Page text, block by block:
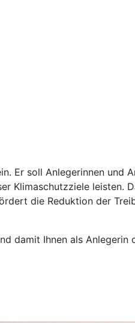
Er soll Anlegerinnen und
Klimaschutzziele leisten.
die Reduktion der
damit Ihnen als Anlegerin